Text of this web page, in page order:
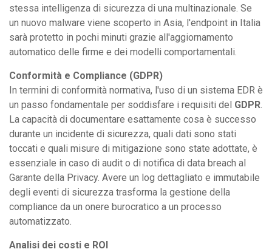
stessa intelligenza di sicurezza di una multinazionale. Se
un nuovo malware viene scoperto in Asia, l'endpoint in Italia
sarà protetto in pochi minuti grazie all'aggiornamento
automatico delle firme e dei modelli comportamentali.
Conformità e Compliance (GDPR)
In termini di conformità normativa, l'uso di un sistema EDR è
un passo fondamentale per soddisfare i requisiti del GDPR.
La capacità di documentare esattamente cosa è successo
durante un incidente di sicurezza, quali dati sono stati
toccati e quali misure di mitigazione sono state adottate, è
essenziale in caso di audit o di notifica di data breach al
Garante della Privacy. Avere un log dettagliato e immutabile
degli eventi di sicurezza trasforma la gestione della
compliance da un onere burocratico a un processo
automatizzato.
Analisi dei costi e ROI